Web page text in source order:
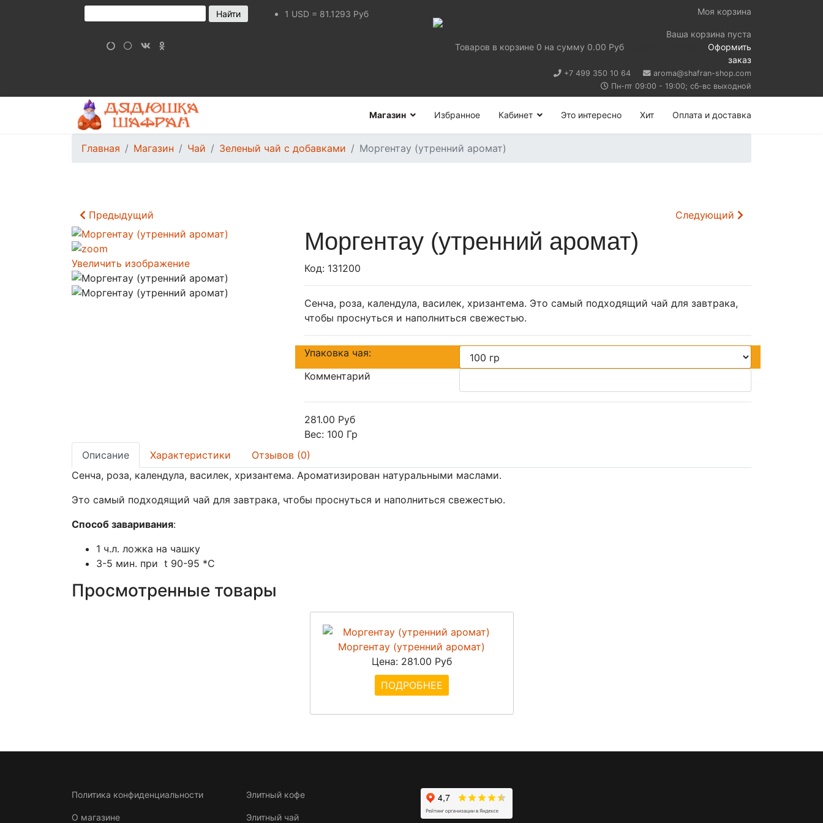
1 USD = 81.1293 Руб Моя корзина
Ваша корзина пуста
Товаров в корзине 0 на сумму 0.00 Руб
Оформить
заказ
+7 499 350 10 64
aroma@shafran-shop.com
Пн-пт 09:00 - 19:00; сб-вс выходной
Магазин Избранное Кабинет Это интересно Хит Оплата и доставка
Главная Магазин Чай Зеленый чай с добавками Моргентау (утренний аромат)
Предыдущий Следующий
Увеличить изображение
Моргентау (утренний аромат)
Код: 131200
Сенча, роза, календула, василек, хризантема. Это самый подходящий чай для завтрака,
чтобы проснуться и наполниться свежестью.
Упаковка чая:
Комментарий
281.00 Руб
Вес: 100 Гр
Описание
Характеристики
Отзывов (0)
Сенча, роза, календула, василек, хризантема. Ароматизирован натуральными маслами.
Это самый подходящий чай для завтрака, чтобы проснуться и наполниться свежестью.
Способ заваривания:
1 ч.л. ложка на чашку
3-5 мин. при t 90-95 *C
Просмотренные товары
Моргентау (утренний аромат)
Цена: 281.00 Руб
ПОДРОБНЕЕ
Политика конфиденциальности
О магазине
Элитный кофе
Элитный чай